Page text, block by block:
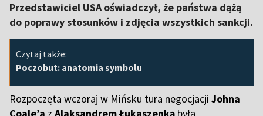
Przedstawiciel USA oświadczył, że państwa dążą
do poprawy stosunków i zdjęcia wszystkich sankcji.
Czytaj także:
Poczobut: anatomia symbolu
Rozpoczęta wczoraj w Mińsku tura negocjacji Johna